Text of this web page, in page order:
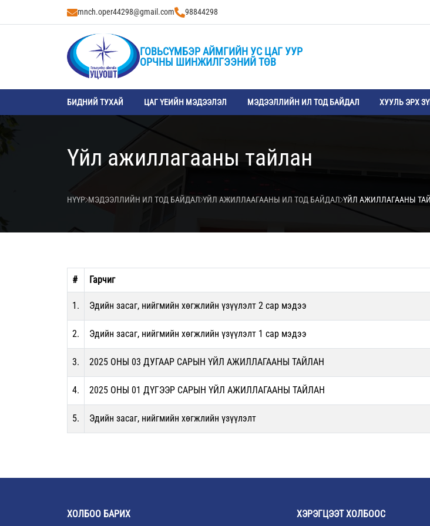
mnch.oper44298@gmail.com 98844298
ГОВЬСҮМБЭР АЙМГИЙН УС ЦАГ УУР
ОРЧНЫ ШИНЖИЛГЭЭНИЙ ТӨВ
БИДНИЙ ТУХАЙ ЦАГ ҮЕИЙН МЭДЭЭЛЭЛ МЭДЭЭЛЛИЙН ИЛ ТОД БАЙДАЛ ХУУЛЬ ЭРХ
Үйл ажиллагааны тайлан
НҮҮР МЭДЭЭЛЛИЙН ИЛ ТОД БАЙДАЛ ҮЙЛ АЖИЛЛААГААНЫ ИЛ ТОД БАЙДАЛ ҮЙЛ АЖИЛЛАГААНЫ
# Гарчиг
1. Эдийн засаг, нийгмийн хөгжлийн үзүүлэлт 2 сар мэдээ
2. Эдийн засаг, нийгмийн хөгжлийн үзүүлэлт 1 сар мэдээ
3. 2025 ОНЫ 03 ДУГААР САРЫН ҮЙЛ АЖИЛЛАГААНЫ ТАЙЛАН
4. 2025 ОНЫ 01 ДҮГЭЭР САРЫН ҮЙЛ АЖИЛЛАГААНЫ ТАЙЛАН
5. Эдийн засаг, нийгмийн хөгжлийн үзүүлэлт
ХОЛБОО БАРИХ ХЭРЭГЦЭЭТ ХОЛБООС